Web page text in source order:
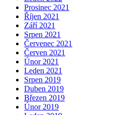
Prosinec 2021
Říjen 2021
Září 2021
Srpen 2021
Červenec 2021
Červen 2021
Únor 2021
Leden 2021
Srpen 2019
Duben 2019
Březen 2019
Únor 2019